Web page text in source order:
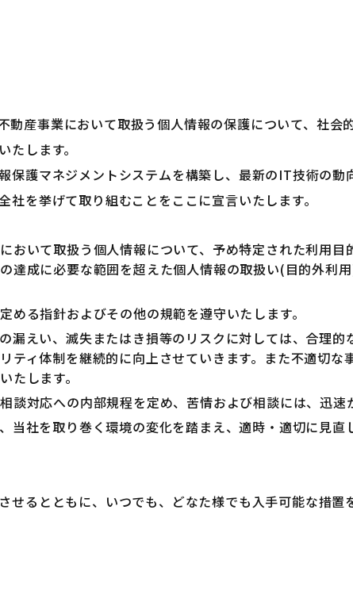
産事業において取扱う個人情報の保護について、社会
します。
保護マネジメントシステムを構築し、最新のIT技術の
を挙げて取り組むことをここに宣言いたします。
おいて取扱う個人情報について、予め特定された利用
達成に必要な範囲を超えた個人情報の取扱い(目的外利
る指針およびその他の規範を遵守いたします。
漏えい、滅失またはき損等のリスクに対しては、合理
ティ体制を継続的に向上させていきます。また不適切な
たします。
談対応への内部規程を定め、苦情および相談には、迅速
当社を取り巻く環境の変化を踏まえ、適時・適切に見直
るとともに、いつでも、どなた様でも入手可能な措置